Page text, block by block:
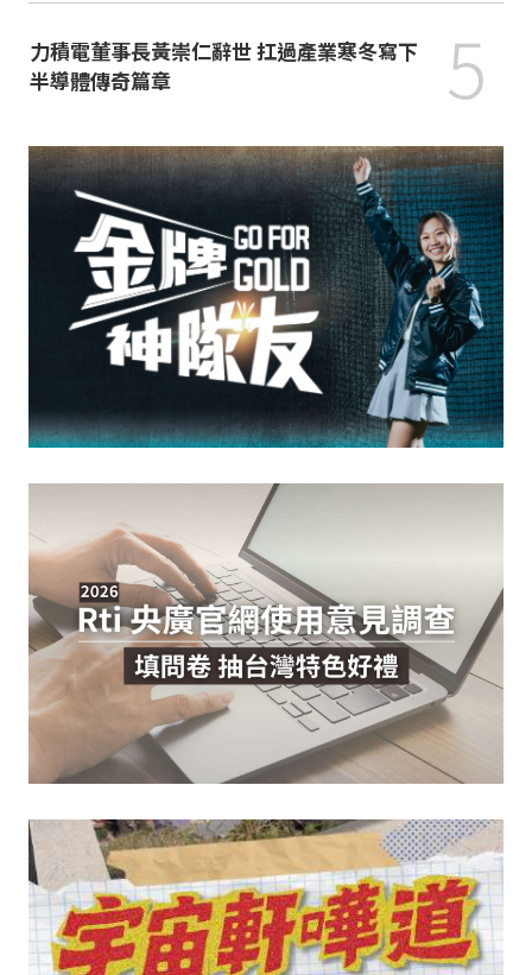
力積電董事長黃崇仁辭世 扛過產業寒冬寫下
半導體傳奇篇章
5